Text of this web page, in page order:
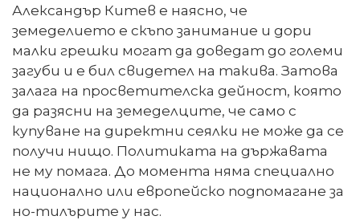
Александър Китев е наясно, че
земеделието е скъпо занимание и дори
малки грешки могат да доведат до големи
загуби и е бил свидетел на такива. Затова
залага на просветителска дейност, която
да разясни на земеделците, че само с
купуване на директни сеялки не може да се
получи нищо. Политиката на държавата
не му помага. До момента няма специално
национално или европейско подпомагане за
но-тилърите у нас.